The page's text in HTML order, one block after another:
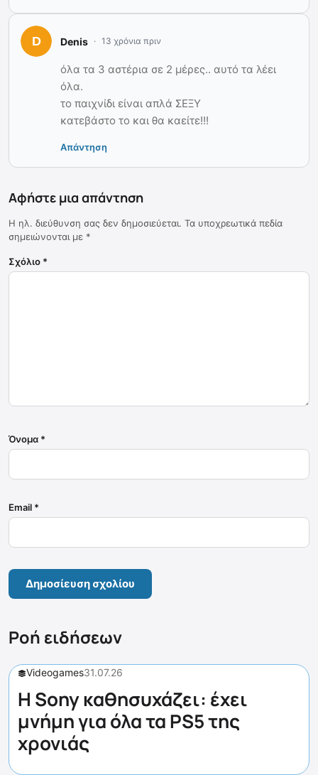
Denis 13 χρόνια πριν
όλα τα 3 αστέρια σε 2 μέρες.. αυτό τα λέει
όλα.
το παιχνίδι είναι απλά ΣΕΞΥ
κατεβάστο το και θα καείτε!!!
Απάντηση
Αφήστε μια απάντηση
Η ηλ. διεύθυνση σας δεν δημοσιεύεται. Τα υποχρεωτικά πεδία
σημειώνονται με *
Σχόλιο *
Όνομα *
Email *
Ροή ειδήσεων
Videogames31.07.26
Η Sony καθησυχάζει: έχει
μνήμη για όλα τα PS5 της
χρονιάς